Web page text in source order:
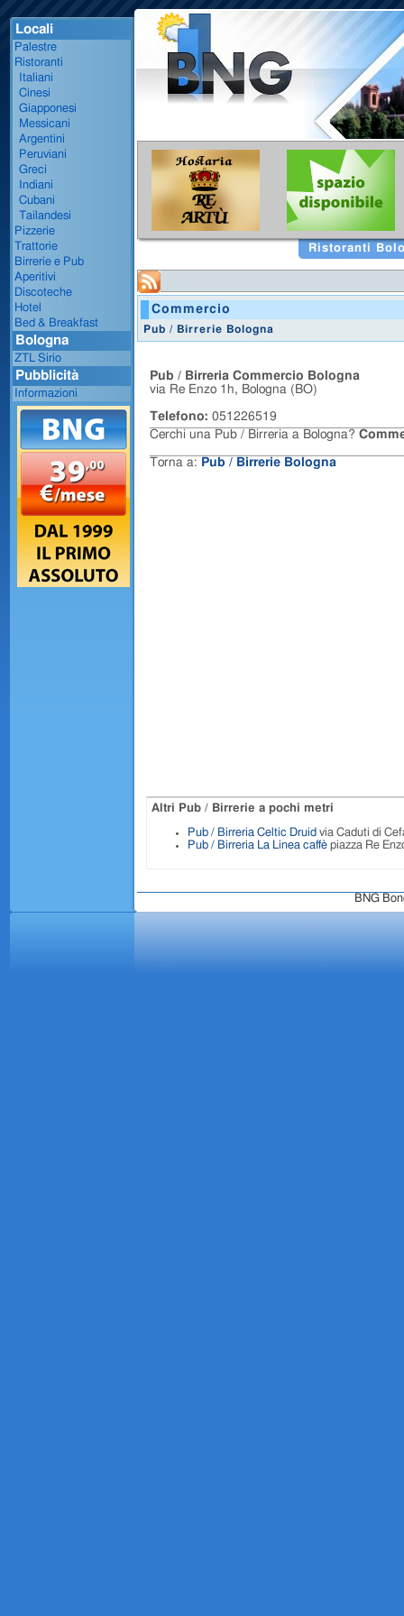
Commercio
Pub / Birrerie Bologna
Pub / Birreria Commercio Bologna
via Re Enzo 1h, Bologna (BO)
Telefono: 051226519
Cerchi una Pub / Birreria a Bologna?
Torna a: Pub / Birrerie Bologna
Altri Pub / Birrerie a pochi metri
Pub / Birreria Celtic Druid via Caduti di
Pub / Birreria La Linea caffè piazza Re
Locali
Palestre
Ristoranti
Italiani
Cinesi
Giapponesi
Messicani
Argentini
Peruviani
Greci
Indiani
Cubani
Tailandesi
Pizzerie
Trattorie
Birrerie e Pub
Aperitivi
Discoteche
Hotel
Bed & Breakfast
Bologna
ZTL Sirio
Pubblicità
Informazioni
BNG
Ristoranti